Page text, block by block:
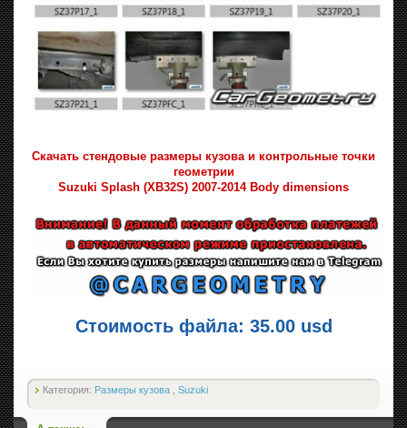
Скачать стендовые размеры кузова и контрольные точки
геометрии
Suzuki Splash (XB32S) 2007-2014 Body dimensions
Стоимость файла: 35.00 usd
Категория: Размеры кузова Suzuki